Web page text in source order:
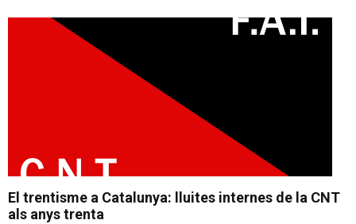
El trentisme a Catalunya: lluites internes de la CNT
als anys trenta